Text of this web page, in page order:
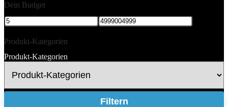
Dein Budget
Produkt-Kategorien
Produkt-Kategorien
Filtern